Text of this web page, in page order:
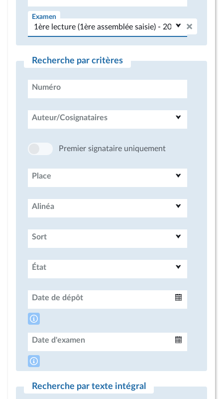
Examen
Recherche par critères
Numéro
Auteur/Cosignataires
Premier signataire uniquement
Place
Alinéa
Sort
État
Date de dépôt
Date d'examen
Recherche par texte intégral